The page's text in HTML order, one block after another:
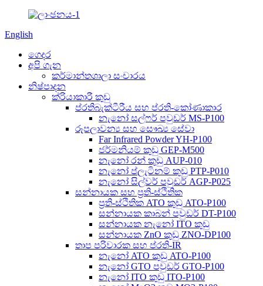
English
ගෙදර
අපි ගැන
කර්මාන්තශාලා සංචාරය
නිෂ්පාදන
ක්රියාකාරී කුඩු
ප්රතිබැක්ටීරීය සහ ප්රති-කෝණාකාර
නැනෝ සල්ෆර් පවුඩර් MS-P100
රූපලාවන්‍ය සහ සෞඛ්‍ය සේවා
Far Infrared Powder YH-P100
ජර්මනියම් කුඩු GEP-M500
නැනෝ රන් කුඩු AUP-010
නැනෝ ප්ලැටිනම් කුඩු PTP-P010
නැනෝ සිල්වර් පවුඩර් AGP-P025
සන්නායක සහ ප්‍රති-ස්ථිතික
ප්‍රති-ස්ථිතික ATO කුඩු ATO-P100
සන්නායක කාබන් පවුඩර් DT-P100
සන්නායක නැනෝ ITO කුඩු
සන්නායක ZnO කුඩු ZNO-DP100
තාප පරිවාරක සහ ප්රති-IR
නැනෝ ATO කුඩු ATO-P100
නැනෝ GTO පවුඩර් GTO-P100
නැනෝ ITO කුඩු ITO-P100